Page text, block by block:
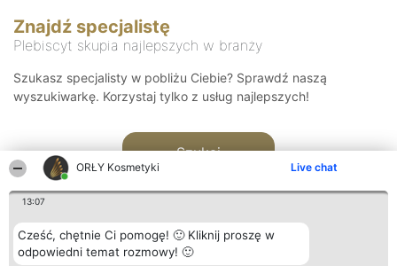
ORŁY Kosmetyki Live chat
13:07
Cześć, chętnie Ci pomogę! 🙂 Kliknij proszę w
odpowiedni temat rozmowy! 🙂
Znajdź specjalistę
Plebiscyt skupia najlepszych w branży
Szukasz specjalisty w pobliżu Ciebie? Sprawdź naszą
wyszukiwarkę. Korzystaj tylko z usług najlepszych!
Szukaj